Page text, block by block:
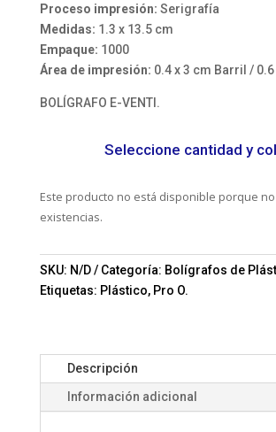
Proceso impresión: Serigrafía
Medidas: 1.3 x 13.5 cm
Empaque: 1000
Área de impresión: 0.4 x 3 cm Barril /
BOLÍGRAFO E-VENTI.
Seleccione cantidad y
Este producto no está disponible porque
existencias.
SKU: N/D Categoría: Bolígrafos de
Etiquetas: Plástico, Pro O.
Descripción
Información adicional